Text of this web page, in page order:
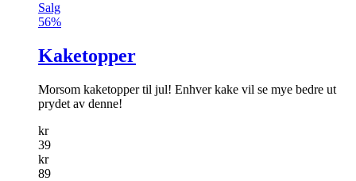
Salg
56%
Kaketopper
Morsom kaketopper til jul! Enhver kake vil se mye bedre ut
prydet av denne!
kr
39
kr
89